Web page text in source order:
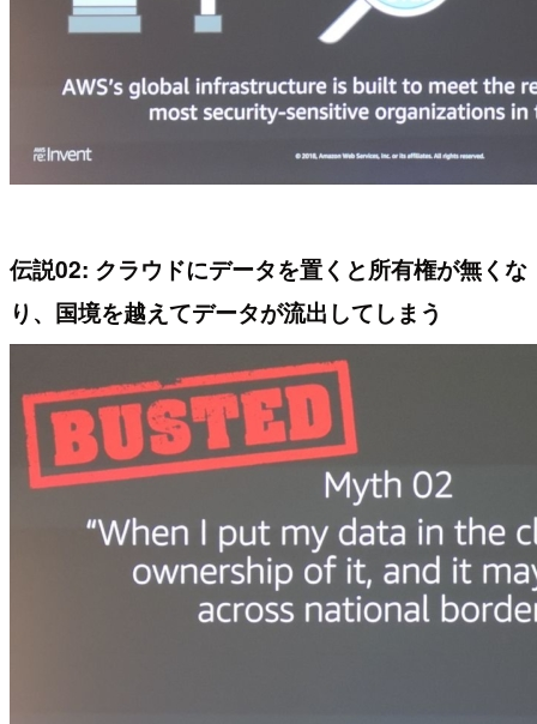
伝説02: クラウドにデータを置くと所有権が無くな
り、国境を越えてデータが流出してしまう